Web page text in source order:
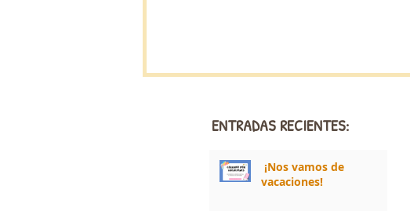
ENTRADAS RECIENTES:
¡Nos vamos de
vacaciones!